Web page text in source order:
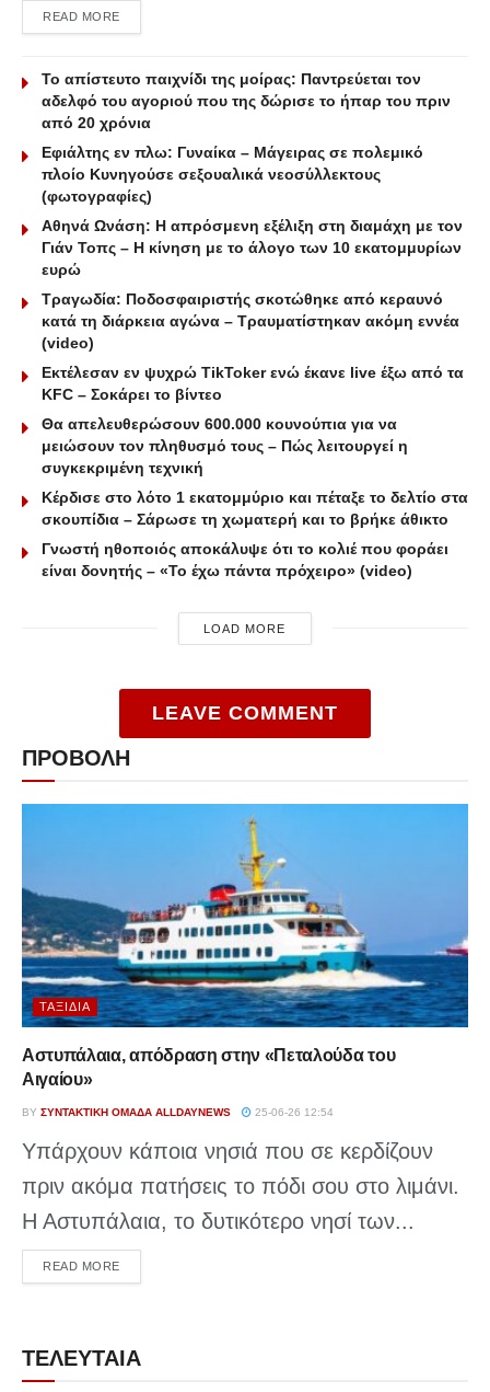
READ MOREDETAILS
Το απίστευτο παιχνίδι της μοίρας: Παντρεύεται τον
αδελφό του αγοριού που της δώρισε το ήπαρ του πριν
από 20 χρόνια
Εφιάλτης εν πλω: Γυναίκα – Μάγειρας σε πολεμικό
πλοίο Κυνηγούσε σεξουαλικά νεοσύλλεκτους
(φωτογραφίες)
Αθηνά Ωνάση: Η απρόσμενη εξέλιξη στη διαμάχη με τον
Γιάν Τοπς – Η κίνηση με το άλογο των 10 εκατομμυρίων
ευρώ
Τραγωδία: Ποδοσφαιριστής σκοτώθηκε από κεραυνό
κατά τη διάρκεια αγώνα – Τραυματίστηκαν ακόμη εννέα
(video)
Εκτέλεσαν εν ψυχρώ ΤikToker ενώ έκανε live έξω από τα
KFC – Σοκάρει το βίντεο
Θα απελευθερώσουν 600.000 κουνούπια για να
μειώσουν τον πληθυσμό τους – Πώς λειτουργεί η
συγκεκριμένη τεχνική
Κέρδισε στο λότο 1 εκατομμύριο και πέταξε το δελτίο στα
σκουπίδια – Σάρωσε τη χωματερή και το βρήκε άθικτο
Γνωστή ηθοποιός αποκάλυψε ότι το κολιέ που φοράει
είναι δονητής – «Το έχω πάντα πρόχειρο» (video)
LOAD MORE
LEAVE COMMENT
ΠΡΟΒΟΛΗ
ΤΑΞΊΔΙΑ
Αστυπάλαια, απόδραση στην «Πεταλούδα του
Αιγαίου»
BY ΣΥΝΤΑΚΤΙΚΉ ΟΜΆΔΑ ALLDAYNEWS 25-06-26 12:54
Υπάρχουν κάποια νησιά που σε κερδίζουν
πριν ακόμα πατήσεις το πόδι σου στο λιμάνι.
Η Αστυπάλαια, το δυτικότερο νησί των...
READ MOREDETAILS
ΤΕΛΕΥΤΑΙΑ